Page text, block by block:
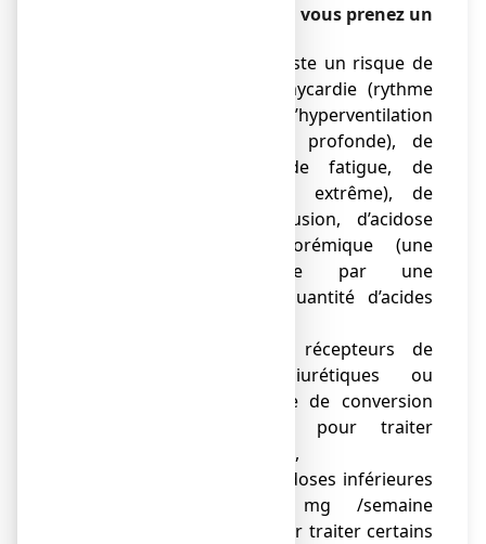
Informez votre médecin si vous prenez un
● acétazolamide : il existe un risque de
vomissements, de tachycardie (rythme
cardiaque rapide), d’hyperventilation
(respiration rapide et profonde), de
confusion mentale, de fatigue, de
léthargie (somnolence extrême), de
somnolence, de confusion, d’acidose
métabolique hyperchlorémique (une
affection caractérisée par une
augmentation de la quantité d’acides
● antagonistes des récepteurs de
l’angiotensine II, diurétiques ou
inhibiteurs de l'enzyme de conversion
(médicaments utilisés pour traiter
l’hypertension artérielle),
● méthotrexate à des doses inférieures
ou égales à 20 mg /semaine
(médicament utilisé pour traiter certains